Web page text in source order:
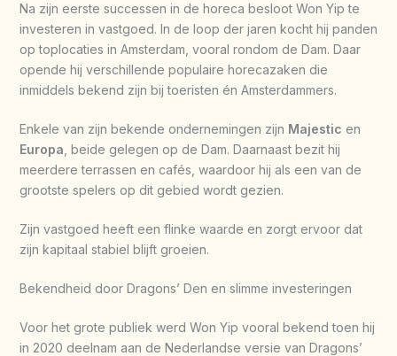
Na zijn eerste successen in de horeca besloot Won Yip te
investeren in vastgoed. In de loop der jaren kocht hij panden
op toplocaties in Amsterdam, vooral rondom de Dam. Daar
opende hij verschillende populaire horecazaken die
inmiddels bekend zijn bij toeristen én Amsterdammers.
Enkele van zijn bekende ondernemingen zijn Majestic en
Europa , beide gelegen op de Dam. Daarnaast bezit hij
meerdere terrassen en cafés, waardoor hij als een van de
grootste spelers op dit gebied wordt gezien.
Zijn vastgoed heeft een flinke waarde en zorgt ervoor dat
zijn kapitaal stabiel blijft groeien.
Bekendheid door Dragons’ Den en slimme investeringen
Voor het grote publiek werd Won Yip vooral bekend toen hij
in 2020 deelnam aan de Nederlandse versie van Dragons’